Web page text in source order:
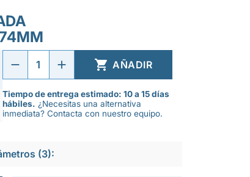
 AÑADIR
Tiempo de entrega estimado: 10 a 15 días
hábiles. ¿Necesitas una alternativa
inmediata? Contacta con nuestro equipo.
(3):